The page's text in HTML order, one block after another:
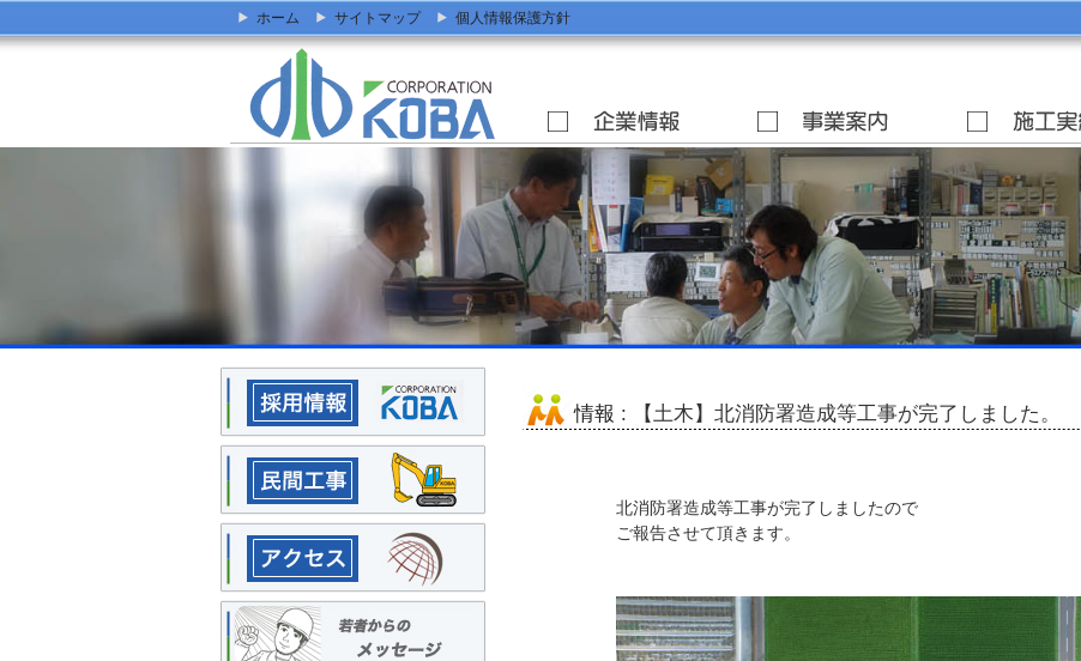
ホーム サイトマップ 個人情報保護方針
情報 : 【土木】北消防署造成等工事が完了しました。
北消防署造成等工事が完了しましたので
ご報告させて頂きます。